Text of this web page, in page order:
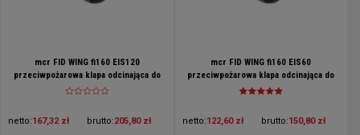
mcr FID WING fi160 EIS120
przeciwpożarowa klapa odcinająca do
systemów wetylacji bytowej
netto:167,32 zł brutto:205,80 zł
mcr FID WING fi160 EIS60
przeciwpożarowa klapa odcinająca do
systemów wetylacji bytowej
netto:122,60 zł brutto:150,80 zł